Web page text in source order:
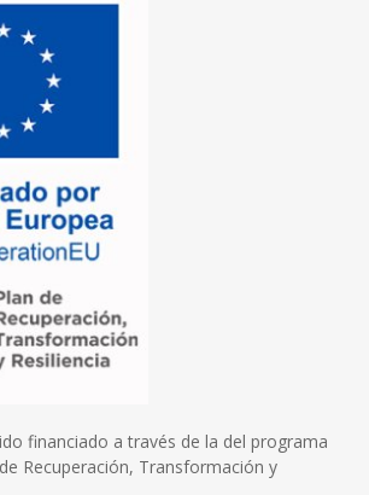
financiado a través de la del programa
Recuperación, Transformación y